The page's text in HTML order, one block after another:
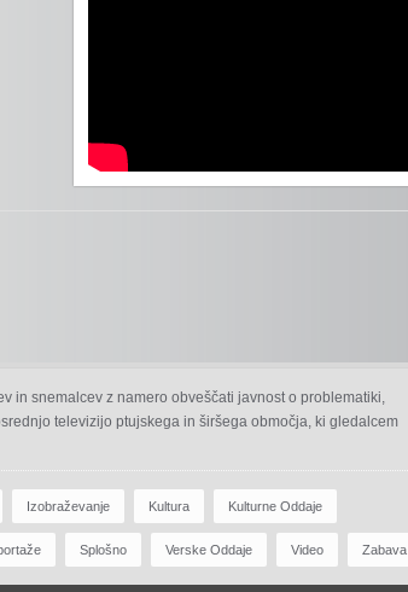
in snemalcev z namero obveščati javnost o problematiki,
televizijo ptujskega in širšega območja, ki gledalcem
Izobraževanje Kultura Kulturne Oddaje
Splošno Verske Oddaje Video Zabava